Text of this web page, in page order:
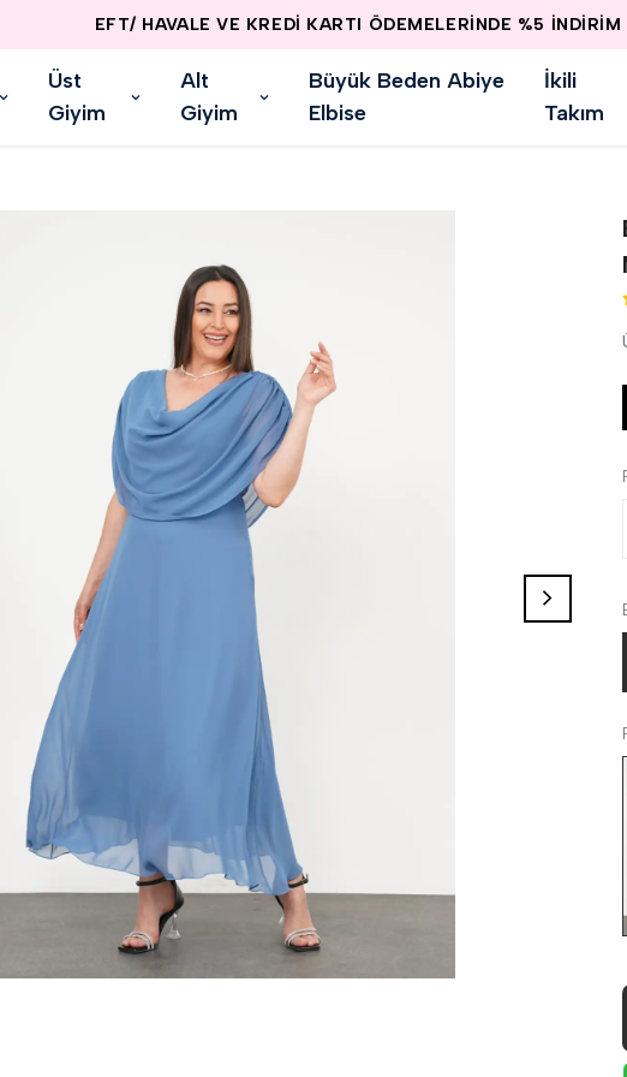
EFT/ HAVALE VE KREDİ KARTI ÖDEMELERİNDE %5 İNDİRİM
Üst
Giyim
Alt
Giyim
Büyük Beden Abiye
Elbise
İkili
Takım